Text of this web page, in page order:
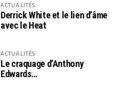
ACTUALITÉS
Derrick White et le lien d’âme
avec le Heat
ACTUALITÉS
Le craquage d’Anthony
Edwards…